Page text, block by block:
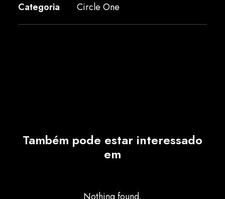
Categoria Circle One
Também pode estar interessado
em